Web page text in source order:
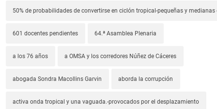
50% de probabilidades de convertirse en ciclón tropical-pequeñas y
601 docentes pendientes 64.ª Asamblea Plenaria
a los 76 años a OMSA y los corredores Núñez de Cáceres
abogada Sondra Macollins Garvin aborda la corrupción
activa onda tropical y una vaguada.-provocados por el desplazamiento